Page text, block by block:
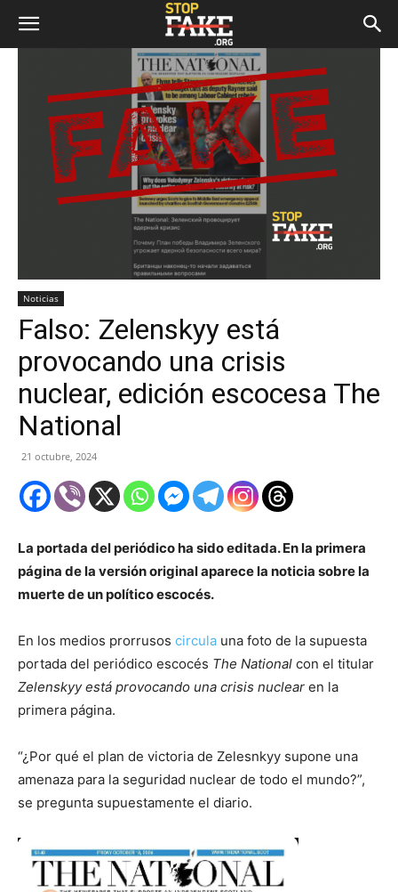
Noticias
Falso: Zelenskyy está
provocando una crisis
nuclear, edición escocesa The
National
21 octubre, 2024
La portada del periódico ha sido editada. En la primera
página de la versión original aparece la noticia sobre la
muerte de un político escocés.
En los medios prorrusos circula una foto de la supuesta
portada del periódico escocés The National con el titular
Zelenskyy está provocando una crisis nuclear en la
primera página.
“¿Por qué el plan de victoria de Zelesnkyy supone una
amenaza para la seguridad nuclear de todo el mundo?”,
se pregunta supuestamente el diario.